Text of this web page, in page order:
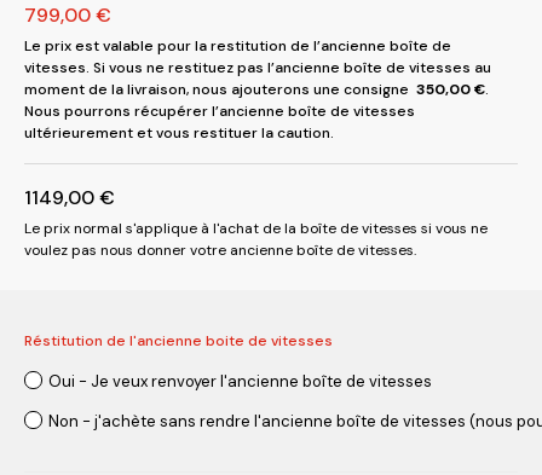
799,00€
Le prix est valable pour la restitution de l’ancienne boîte de
vitesses. Si vous ne restituez pas l’ancienne boîte de vitesses au
moment de la livraison, nous ajouterons une consigne 350,00€.
Nous pourrons récupérer l’ancienne boîte de vitesses
ultérieurement et vous restituer la caution.
1149,00€
Le prix normal s'applique à l'achat de la boîte de vitesses si vous ne
voulez pas nous donner votre ancienne boîte de vitesses.
Réstitution de l'ancienne boite de vitesses
Oui - Je veux renvoyer l'ancienne boîte de vitesses
Non - j'achète sans rendre l'ancienne boîte de vitesses (nous